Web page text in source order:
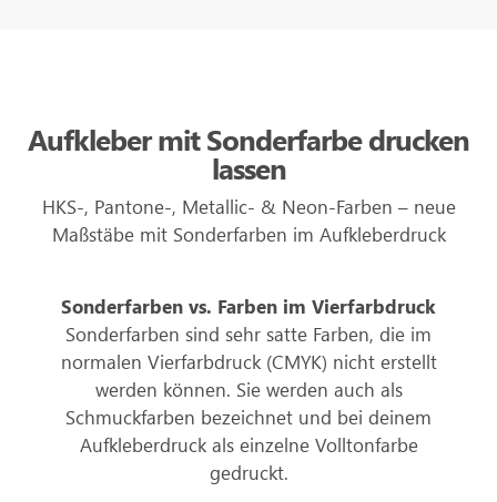
Aufkleber mit Sonderfarbe drucken
lassen
HKS-, Pantone-, Metallic- & Neon-Farben – neue
Maßstäbe mit Sonderfarben im Aufkleberdruck
Sonderfarben vs. Farben im Vierfarbdruck
Sonderfarben sind sehr satte Farben, die im
normalen Vierfarbdruck (CMYK) nicht erstellt
werden können. Sie werden auch als
Schmuckfarben bezeichnet und bei deinem
Aufkleberdruck als einzelne Volltonfarbe
gedruckt.